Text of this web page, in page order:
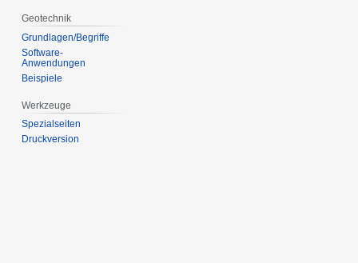
Geotechnik
Grundlagen/Begriffe
Software-
Anwendungen
Beispiele
Werkzeuge
Spezialseiten
Druckversion